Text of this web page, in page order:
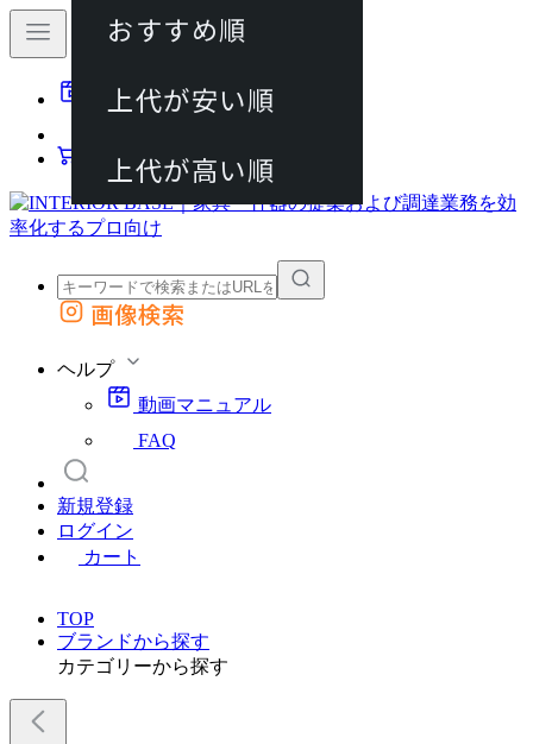
動画マニュアル
カート
外部サイトの商品をカートに追加
画像検索
ヘルプ
動画マニュアル
FAQ
新規登録
ログイン
カート
TOP
ブランドから探す
カテゴリーから探す
おすすめ順
上代が安い順
上代が高い順